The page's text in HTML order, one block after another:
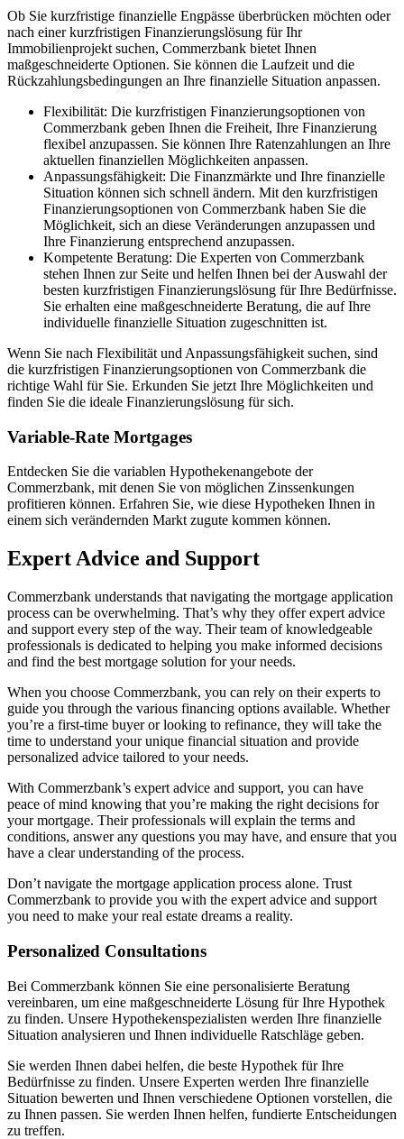
Ob Sie kurzfristige finanzielle Engpässe überbrücken möchten oder
nach einer kurzfristigen Finanzierungslösung für Ihr
Immobilienprojekt suchen, Commerzbank bietet Ihnen
maßgeschneiderte Optionen. Sie können die Laufzeit und die
Rückzahlungsbedingungen an Ihre finanzielle Situation anpassen.
Flexibilität: Die kurzfristigen Finanzierungsoptionen von
Commerzbank geben Ihnen die Freiheit, Ihre Finanzierung
flexibel anzupassen. Sie können Ihre Ratenzahlungen an Ihre
aktuellen finanziellen Möglichkeiten anpassen.
Anpassungsfähigkeit: Die Finanzmärkte und Ihre finanzielle
Situation können sich schnell ändern. Mit den kurzfristigen
Finanzierungsoptionen von Commerzbank haben Sie die
Möglichkeit, sich an diese Veränderungen anzupassen und
Ihre Finanzierung entsprechend anzupassen.
Kompetente Beratung: Die Experten von Commerzbank
stehen Ihnen zur Seite und helfen Ihnen bei der Auswahl der
besten kurzfristigen Finanzierungslösung für Ihre Bedürfnisse.
Sie erhalten eine maßgeschneiderte Beratung, die auf Ihre
individuelle finanzielle Situation zugeschnitten ist.
Wenn Sie nach Flexibilität und Anpassungsfähigkeit suchen, sind
die kurzfristigen Finanzierungsoptionen von Commerzbank die
richtige Wahl für Sie. Erkunden Sie jetzt Ihre Möglichkeiten und
finden Sie die ideale Finanzierungslösung für sich.
Variable-Rate Mortgages
Entdecken Sie die variablen Hypothekenangebote der
Commerzbank, mit denen Sie von möglichen Zinssenkungen
profitieren können. Erfahren Sie, wie diese Hypotheken Ihnen in
einem sich verändernden Markt zugute kommen können.
Expert Advice and Support
Commerzbank understands that navigating the mortgage application
process can be overwhelming. That’s why they offer expert advice
and support every step of the way. Their team of knowledgeable
professionals is dedicated to helping you make informed decisions
and find the best mortgage solution for your needs.
When you choose Commerzbank, you can rely on their experts to
guide you through the various financing options available. Whether
you’re a first-time buyer or looking to refinance, they will take the
time to understand your unique financial situation and provide
personalized advice tailored to your needs.
With Commerzbank’s expert advice and support, you can have
peace of mind knowing that you’re making the right decisions for
your mortgage. Their professionals will explain the terms and
conditions, answer any questions you may have, and ensure that you
have a clear understanding of the process.
Don’t navigate the mortgage application process alone. Trust
Commerzbank to provide you with the expert advice and support
you need to make your real estate dreams a reality.
Personalized Consultations
Bei Commerzbank können Sie eine personalisierte Beratung
vereinbaren, um eine maßgeschneiderte Lösung für Ihre Hypothek
zu finden. Unsere Hypothekenspezialisten werden Ihre finanzielle
Situation analysieren und Ihnen individuelle Ratschläge geben.
Sie werden Ihnen dabei helfen, die beste Hypothek für Ihre
Bedürfnisse zu finden. Unsere Experten werden Ihre finanzielle
Situation bewerten und Ihnen verschiedene Optionen vorstellen, die
zu Ihnen passen. Sie werden Ihnen helfen, fundierte Entscheidungen
zu treffen.